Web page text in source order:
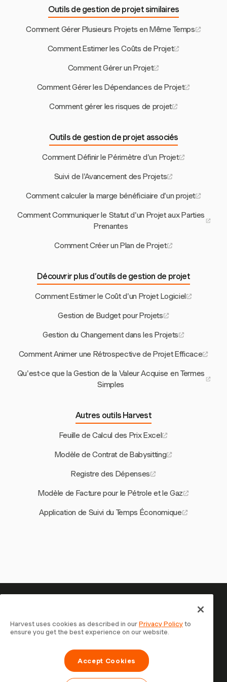
Outils de gestion de projet similaires
Comment Gérer Plusieurs Projets en Même Temps
Comment Estimer les Coûts de Projet
Comment Gérer un Projet
Comment Gérer les Dépendances de Projet
Comment gérer les risques de projet
Outils de gestion de projet associés
Comment Définir le Périmètre d'un Projet
Suivi de l'Avancement des Projets
Comment calculer la marge bénéficiaire d'un projet
Comment Communiquer le Statut d'un Projet aux Parties
Prenantes
Comment Créer un Plan de Projet
Découvrir plus d’outils de gestion de projet
Comment Estimer le Coût d'un Projet Logiciel
Gestion de Budget pour Projets
Gestion du Changement dans les Projets
Comment Animer une Rétrospective de Projet Efficace
Qu'est-ce que la Gestion de la Valeur Acquise en Termes
Simples
Autres outils Harvest
Feuille de Calcul des Prix Excel
Modèle de Contrat de Babysitting
Registre des Dépenses
Modèle de Facture pour le Pétrole et le Gaz
Application de Suivi du Temps Économique
Votre temps mérite d'être suivi
— commencez maintenant
Rejoignez plus de 70 000 entreprises qui suivent leur
temps, facturent leurs clients et sont payées plus
rapidement avec Harvest. Essai gratuit, 30 secondes
Harvest uses cookies as described in ourPrivacy Policyto
ensure you get the best experience on our website.
Accept Cookies